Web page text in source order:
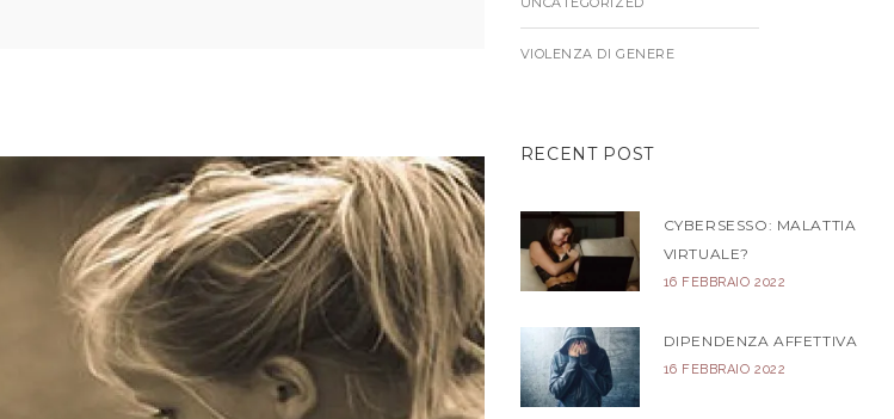
VIOLENZA DI GENERE
RECENT POST
CYBERSESSO: MALATTIA
VIRTUALE?
16 FEBBRAIO 2022
DIPENDENZA AFFETTIVA
16 FEBBRAIO 2022